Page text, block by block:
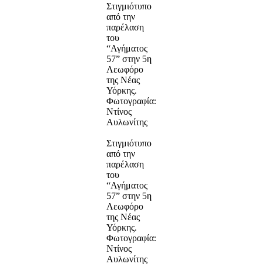
Στιγμιότυπο
από την
παρέλαση
του
“Αγήματος
57” στην 5η
Λεωφόρο
της Νέας
Υόρκης.
Φωτογραφία:
Ντίνος
Αυλωνίτης
Στιγμιότυπο
από την
παρέλαση
του
“Αγήματος
57” στην 5η
Λεωφόρο
της Νέας
Υόρκης.
Φωτογραφία:
Ντίνος
Αυλωνίτης